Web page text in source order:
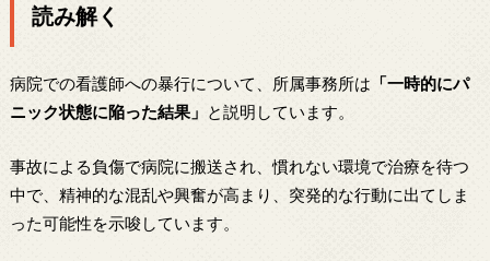
読み解く
病院での看護師への暴行について、所属事務所は 「一時的にパ
ニック状態に陥った結果」 と説明しています。
事故による負傷で病院に搬送され、慣れない環境で治療を待つ
中で、精神的な混乱や興奮が高まり、突発的な行動に出てしま
った可能性を示唆しています。